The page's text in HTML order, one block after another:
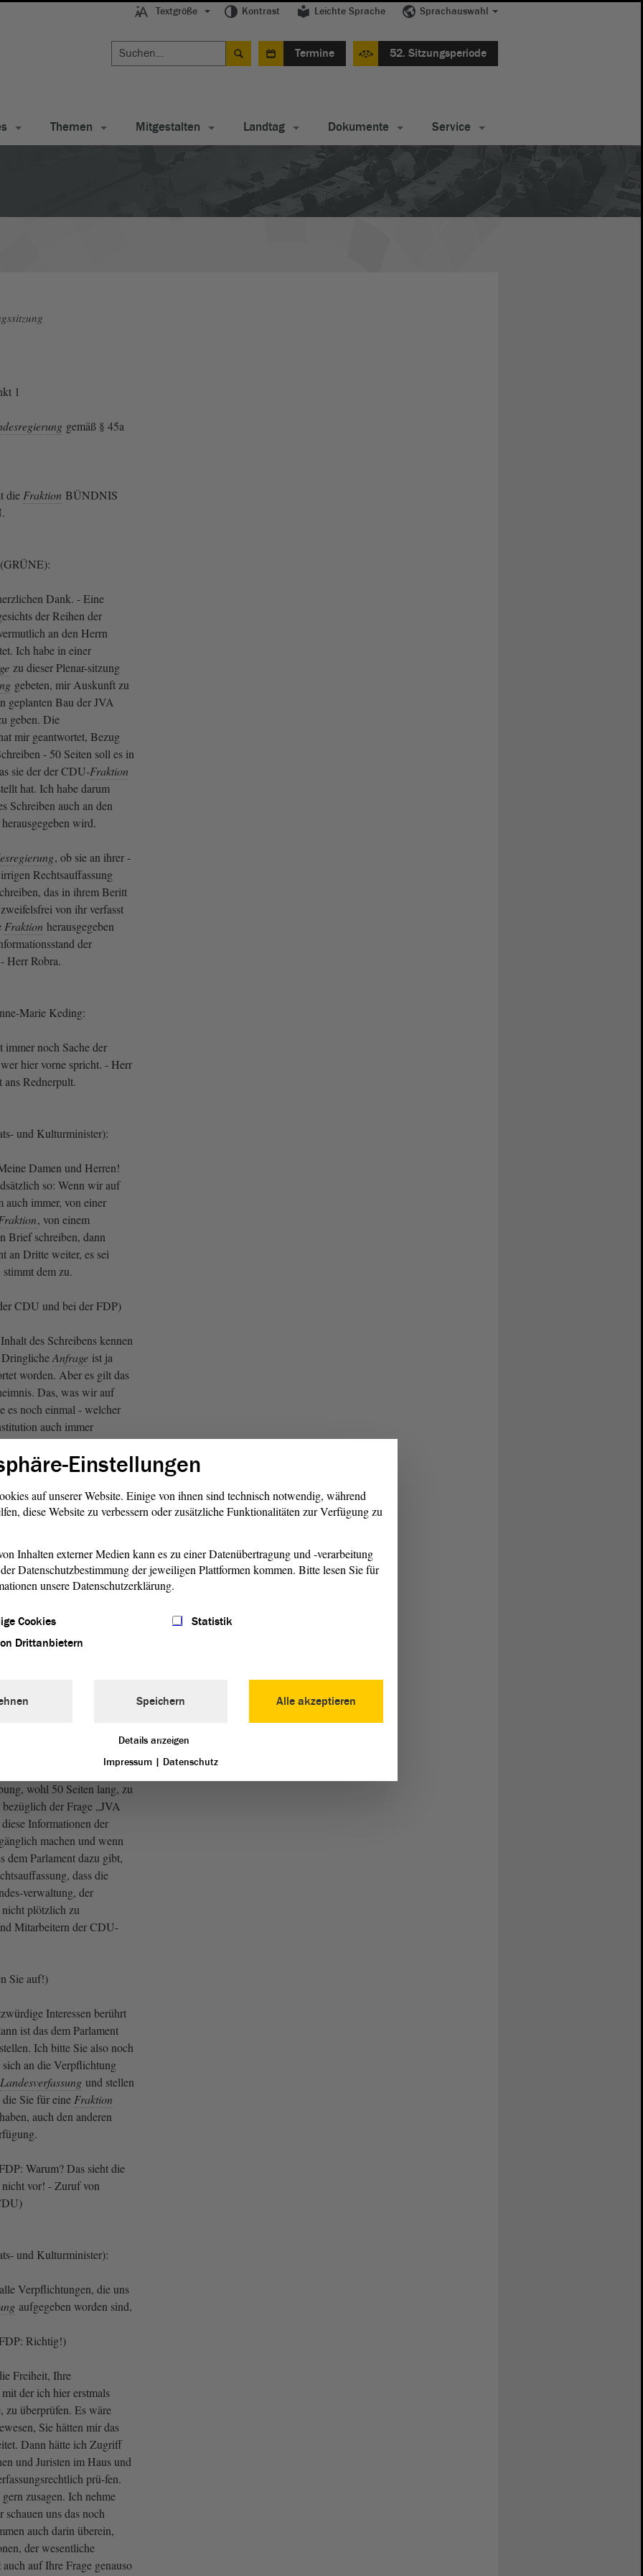
Textgröße Kontrast Leichte Sprache Sprachauswahl
Termine 52. Sitzungsperiode
Themen Mitgestalten Landtag Dokumente Service
1
gemäß § 45a
die Fraktion BÜNDNIS
Dank. - Eine
der Reihen der
an den Herrn
Ich habe in einer
zu dieser Plenar-sitzung
gebeten, mir Auskunft zu
geplanten Bau der JVA
geben. Die
mir geantwortet, Bezug
- 50 Seiten soll es in
sie der der CDU-Fraktion
hat. Ich habe darum
Schreiben auch an den
wird.
, ob sie an ihrer -
Rechtsauffassung
das in ihrem Beritt
von ihr verfasst
Fraktion herausgegeben
der
Herr Robra.
Marie Keding:
immer noch Sache der
hier vorne spricht. - Herr
Rednerpult.
und Kulturminister):
Damen und Herren!
so: Wenn wir auf
auch immer, von einer
, von einem
Brief schreiben, dann
an Dritte weiter, es sei
stimmt dem zu.
CDU und bei der FDP)
des Schreibens kennen
Anfrage ist ja
worden. Aber es gilt das
Das, was wir auf
es noch einmal - welcher
auch immer
wir nicht ohne Zustimmung
und bei der FDP)
Marie Keding:
Nachfrage.
- Herr
ist nicht ein normales
einen Dritten berührt. Nach
es sich um ein
entstanden
Parlaments berührt, eine
wohl 50 Seiten lang, zu
der Frage „JVA
Informationen der
machen und wenn
dem Parlament dazu gibt,
dass die
verwaltung, der
plötzlich zu
Mitarbeitern der CDU-
Sie auf!)
Interessen berührt
ist das dem Parlament
Ich bitte Sie also noch
an die Verpflichtung
Landesverfassung und stellen
Sie für eine Fraktion
auch den anderen
Warum? Das sieht die
nicht vor! - Zuruf von
und Kulturminister):
Verpflichtungen, die uns
aufgegeben worden sind,
Richtig!)
Freiheit, Ihre
der ich hier erstmals
zu überprüfen. Es wäre
Sie hätten mir das
Dann hätte ich Zugriff
und Juristen im Haus und
prü-fen.
zusagen. Ich nehme
uns das noch
auch darin überein,
der wesentliche
auf Ihre Frage genauso
Einstellungen
auf unserer Website. Einige von ihnen sind technisch notwendig, während
diese Website zu verbessern oder zusätzliche Funktionalitäten zur Verfügung zu
Inhalten externer Medien kann es zu einer Datenübertragung und -verarbeitung
Datenschutzbestimmung der jeweiligen Plattformen kommen. Bitte lesen Sie für
unsere Datenschutzerklärung.
Cookies
Statistik
Drittanbietern
Alle akzeptieren
Speichern
Details anzeigen
Impressum | Datenschutz